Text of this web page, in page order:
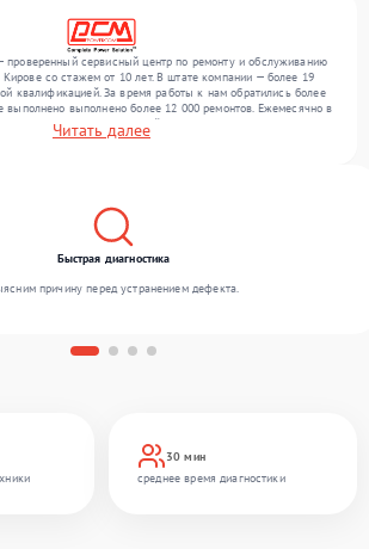
проверенный сервисный центр по ремонту и обслуживанию
Кирове со стажем от 10 лет. В штате компании — более 19
квалификацией. За время работы к нам обратились более
выполнено выполнено более 12 000 ремонтов. Ежемесячно в
более 300 обращений, включая , , . Мы работаем с
и предлагаем стабильный уровень сервиса
Читать далее
30 мин
среднее время диагностики
Быстрая диагностика
причину перед устранением дефекта.